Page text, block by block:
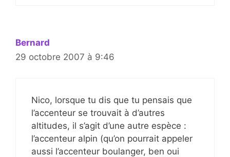
Bernard
29 octobre 2007 à 9:46
Nico, lorsque tu dis que tu pensais que
l’accenteur se trouvait à d’autres
altitudes, il s’agit d’une autre espèce :
l’accenteur alpin (qu’on pourrait appeler
aussi l’accenteur boulanger, ben oui